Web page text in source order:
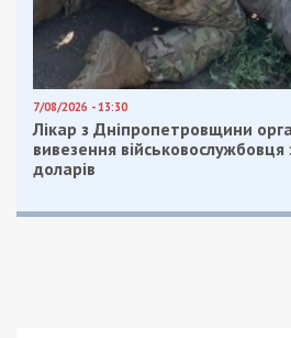
7/08/2026 - 13:30
Лікар з Дніпропетровщини
вивезення
доларів